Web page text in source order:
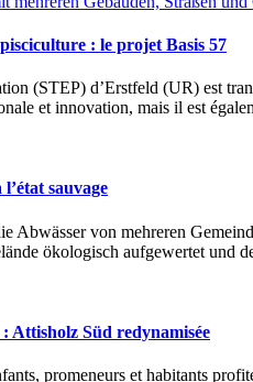
: le projet Basis 57
(STEP) d’Erstfeld (UR) est
et innovation, mais il est
sauvage
Abwässer von mehreren
ökologisch aufgewertet und
Attisholz Süd redynamisée
promeneurs et habitants